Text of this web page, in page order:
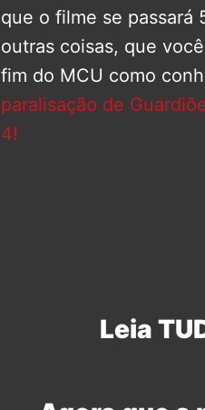
que o filme se passará
outras coisas, que
fim do MCU como
paralisação de
4!
Leia